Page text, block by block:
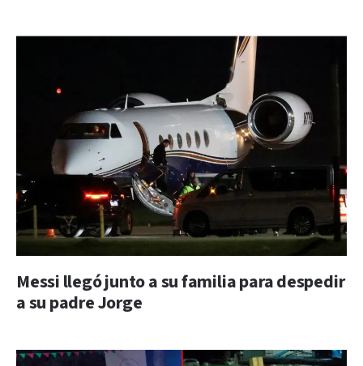
Messi llegó junto a su familia para despedir
a su padre Jorge